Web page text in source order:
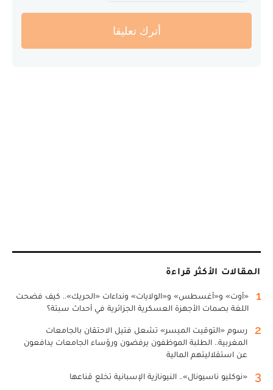
أترك تعليقا
المقالات الأكثر قراءة
1
«أوت» و«أغسطس» و«الولايات» ونداءات «الحريك».. كيف فضحت
اللغة بصمات الأجهزة العسكرية الجزائرية في أحداث سبتة؟
2
رسوم «التوقيت الميسر» تشعل فتيل الاحتقان بالجامعات
المغربية.. الطلبة الموظفون يرفضون ورؤساء الجامعات يدافعون
عن استقلاليتهم المالية
3 «نوكليو ناسيونال».. النيونازية الإسبانية تخلع قناعها